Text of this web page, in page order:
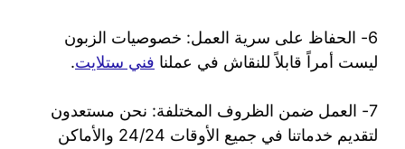
6- الحفاظ على سرية العمل: خصوصيات الزبون
ليست أمراً قابلاً للنقاش في عملنا فني ستلايت.
7- العمل ضمن الظروف المختلفة: نحن مستعدون
لتقديم خدماتنا في جميع الأوقات 24/24 والأماكن